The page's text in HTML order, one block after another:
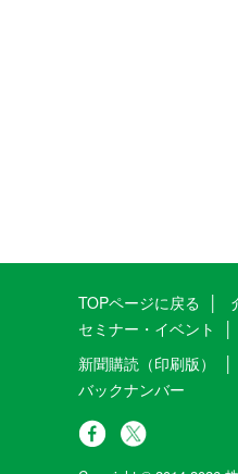
TOPページに戻る
セミナー・イベント
新聞購読（印刷版）
バックナンバー